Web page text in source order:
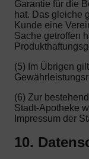
Garantie für die
hat. Das gleiche
Kunde eine
Sache getroffen
(5) Im Übrigen
(6) Zur
Stadt-Apotheke
Impressum der
10.